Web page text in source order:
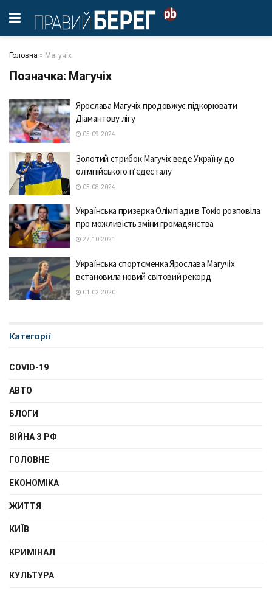
Головна » Магучіх
Позначка: Магучіх
Ярослава Магучіх продовжує підкорювати
Діамантову лігу
05.09.2024
Золотий стрибок Магучіх веде Україну до
олімпійського п’єдесталу
05.08.2024
Українська призерка Олімпіади в Токіо розповіла
про можливість зміни громадянства
27.10.2021
Українська спортсменка Ярослава Магучіх
встановила новий світовий рекорд
01.02.2020
Категорії
COVID-19
АВТО
БЛОГИ
ВІЙНА З РФ
ГОЛОВНЕ
ЕКОНОМІКА
ЖИТТЯ
КИЇВ
КРИМІНАЛ
КУЛЬТУРА